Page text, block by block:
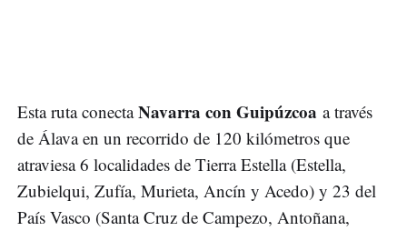
Esta ruta conectaNavarra con Guipúzcoa a través
de Álava en un recorrido de 120 kilómetros que
atraviesa 6 localidades de Tierra Estella (Estella,
Zubielqui, Zufía, Murieta, Ancín y Acedo) y 23 del
País Vasco (Santa Cruz de Campezo, Antoñana,